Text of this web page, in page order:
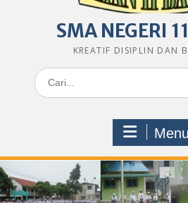
SMA NEGERI
KREATIF DISIPLIN DAN
Search
for:
Menu